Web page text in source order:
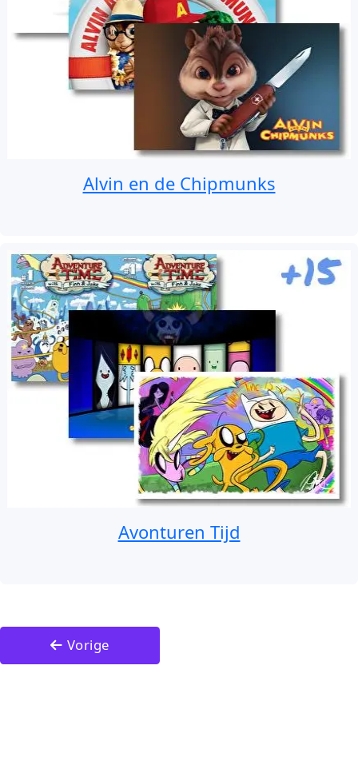
Alvin en de Chipmunks
Avonturen Tijd
Vorige